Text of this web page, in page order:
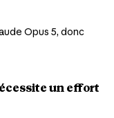
Opus 5, donc
un effort